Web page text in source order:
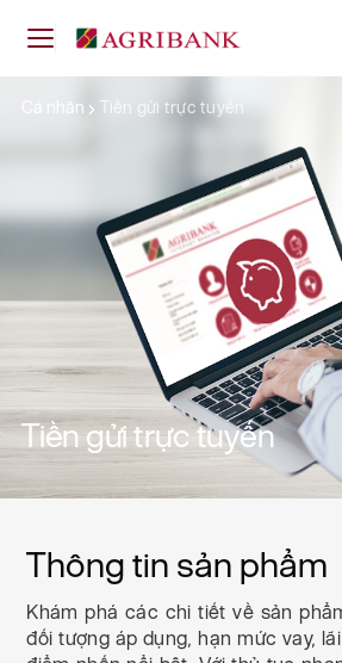
Cá nhân Tiền gửi trực tuyến
Tiền gửi trực tuyến
Thông tin sản phẩm
Khám phá các chi tiết về sản
đối tượng áp dụng, hạn mức vay,